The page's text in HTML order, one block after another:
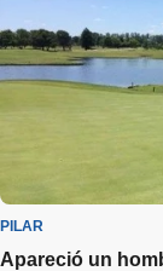
PILAR
Apareció un